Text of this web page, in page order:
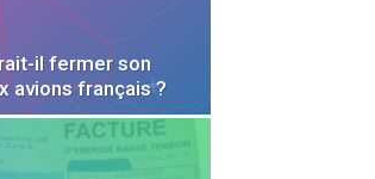
il fermer son
avions français ?